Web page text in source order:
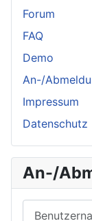
Forum
FAQ
Demo
An-/
Impressum
Datenschutz
An-/